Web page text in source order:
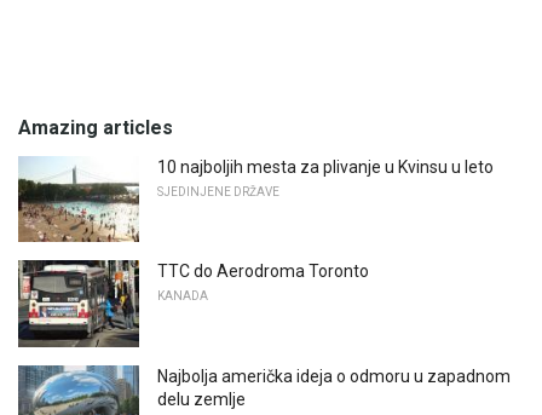
Amazing articles
10 najboljih mesta za plivanje u Kvinsu u leto
SJEDINJENE DRŽAVE
TTC do Aerodroma Toronto
KANADA
Najbolja američka ideja o odmoru u zapadnom
delu zemlje